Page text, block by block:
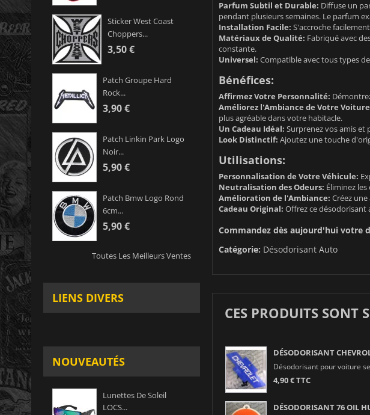
Sticker West Coast
Choppers...
3,50 €
Patch Groupe Hard
Rock...
3,90 €
Patch Linkin Park Logo
Noir...
5,90 €
Patch Bmw Logo Rond
6cm...
5,90 €
Toutes Les Meilleurs Ventes
LIENS DIVERS
NOUVEAUTÉS
Lunettes De Soleil
LOCS...
Parfum Subtil et Durable: Diffuse un
pendant plusieurs semaines. Le parfum
Installation Facile: S'accroche
Matériaux de Qualité: Fabriqué avec
constante.
Universel: Compatible avec tous types
Bénéfices:
Affirmez Votre Personnalité:
Améliorez l'Ambiance de Votre
plus agréable dans votre habitacle.
Un Cadeau Idéal: Surprenez vos amis et
Look Distinctif: Ajoutez une touche
Utilisations:
Personnalisation de Votre Véhicule:
Neutralisation des Odeurs: Éliminez
Amélioration de l'Ambiance: Créez
Cadeau Original: Offrez ce désodorisant
Commandez dès aujourd'hui votre
Catégorie: Désodorisant Auto
CES PRODUITS SONT
DÉSODORISANT
Désodorisant pour voiture
4,90 € TTC
DÉSODORISANT 76 OIL